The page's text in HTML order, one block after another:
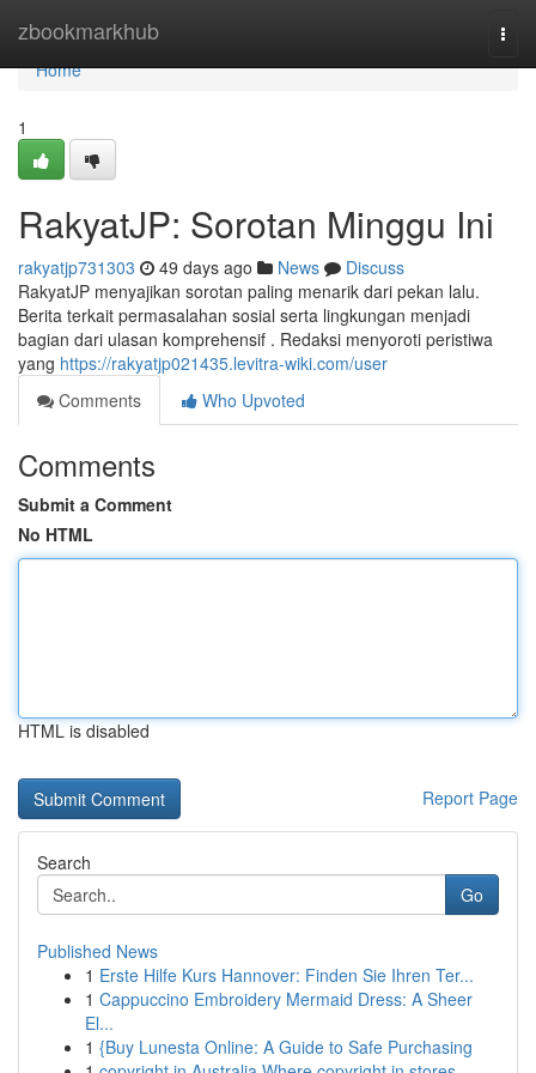
zbookmarkhub
Home
Home
1
RakyatJP: Sorotan Minggu Ini
rakyatjp731303 49 days ago News
Discuss
RakyatJP menyajikan sorotan paling menarik dari pekan lalu.
Berita terkait permasalahan sosial serta lingkungan menjadi
bagian dari ulasan komprehensif . Redaksi menyoroti peristiwa
yang https://rakyatjp021435.levitra-wiki.com/user
Comments
Who Upvoted
Comments
Submit a Comment
No HTML
HTML is disabled
Report Page
Search
Go
Published News
1 Erste Hilfe Kurs Hannover: Finden Sie Ihren Ter...
1 Cappuccino Embroidery Mermaid Dress: A Sheer
El...
1 {Buy Lunesta Online: A Guide to Safe Purchasing